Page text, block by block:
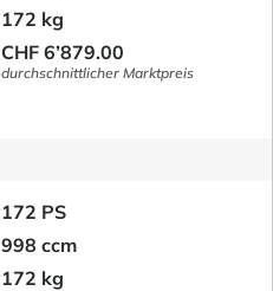
172 kg
CHF 6’879.00
durchschnittlicher Marktpreis
172 PS
998 ccm
172 kg